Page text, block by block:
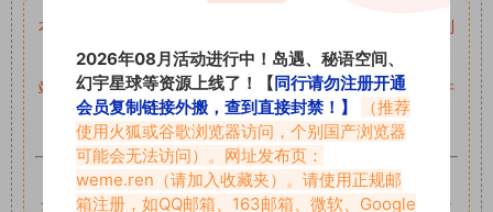
本站资源均来自网络分享，如有侵犯你的权益请私信留言
收到
留言后，我们会第一时间进行审核后删除。
站内资源为网友个人学习或测试研究使用，未经原版权作者许
可,禁止用于任何商业途径！请在下载24小时内删除！
如果遇到付费才可获取的素材，建议升级对应的VIP。
全站付费素材可提供补档服务“均有备份 ”，素材以主流网盘分
2026年08月活动进行中！岛遇、秘语空间、
幻宇星球等资源上线了！【同行请勿注册开通
会员复制链接外搬，查到直接封禁！】
（推荐
使用火狐或谷歌浏览器访问，个别国产浏览器
可能会无法访问）。网址发布页：
weme.ren （请加入收藏夹）。请使用正规邮
箱注册，如QQ邮箱、163邮箱、微软、Google